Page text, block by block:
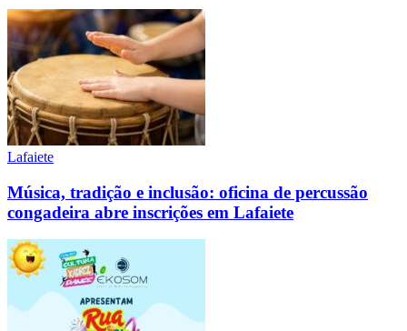
Lafaiete
Música, tradição e inclusão: oficina de percussão
congadeira abre inscrições em Lafaiete